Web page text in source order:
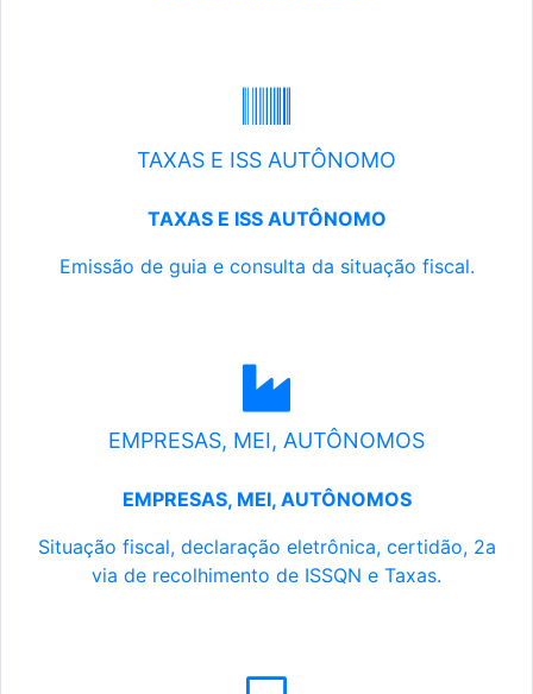
TAXAS E ISS AUTÔNOMO
TAXAS E ISS AUTÔNOMO
Emissão de guia e consulta da situação fiscal.
EMPRESAS, MEI, AUTÔNOMOS
EMPRESAS, MEI, AUTÔNOMOS
Situação fiscal, declaração eletrônica, certidão, 2a
via de recolhimento de ISSQN e Taxas.